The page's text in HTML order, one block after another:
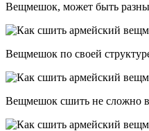
Вещмешок, может быть
Вещмешок по своей
Вещмешок сшить не сложно